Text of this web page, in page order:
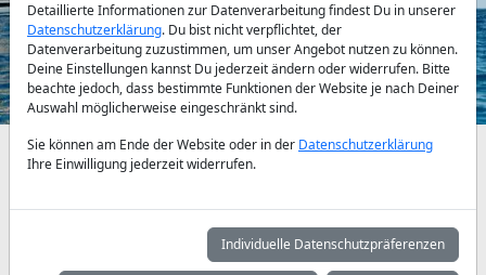
Verfügbarkeiten und Tagespreise nach Absprache
Mai Juni
4.550 €
Juli
4.900 €
Detaillierte Informationen zur Datenverarbeitung findest Du in unserer
Datenschutzerklärung. Du bist nicht verpflichtet, der
Datenverarbeitung zuzustimmen, um unser Angebot nutzen zu können.
Deine Einstellungen kannst Du jederzeit ändern oder widerrufen. Bitte
beachte jedoch, dass bestimmte Funktionen der Website je nach Deiner
Auswahl möglicherweise eingeschränkt sind.
Sie können am Ende der Website oder in der Datenschutzerklärung
Ihre Einwilligung jederzeit widerrufen.
Individuelle Datenschutzpräferenzen